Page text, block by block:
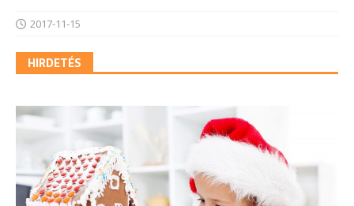
2017-11-15
HIRDETÉS